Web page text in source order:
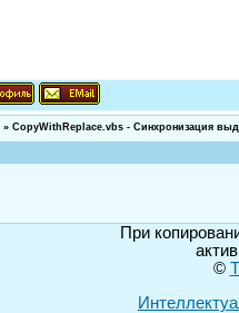
» CopyWithReplace.vbs - Синхронизация
При
©